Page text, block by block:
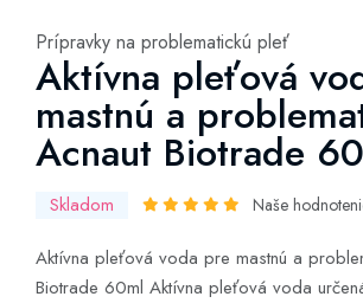
Prípravky na problematickú pleť
Aktívna pleťová
mastnú a
Acnaut Biotrade
Skladom Naše
Aktívna pleťová voda pre mastnú a
Biotrade 60ml Aktívna pleťová voda